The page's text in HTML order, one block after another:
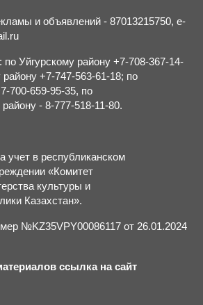
и объявлений - 87013215750, e-
Уйгурскому району +7-708-367-14-
+7-747-563-61-18; по
700-659-95-35, по
- 8-777-518-11-80.
учет в республиканском
«Комитет
культуры и
Казахстан».
№KZ35VPY00086117 от 26.01.2024
ссылка на сайт